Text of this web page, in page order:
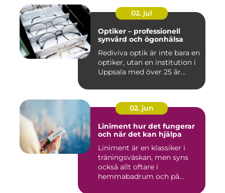
02. jul
Optiker – professionell
synvård och ögonhälsa
Rediviva optik är inte bara en
optiker, utan en institution i
Uppsala med över 25 år...
02. jun
Liniment hur det fungerar
och när det kan hjälpa
Liniment är en klassiker i
träningsväskan, men syns
också allt oftare i
hemmabadrum och på